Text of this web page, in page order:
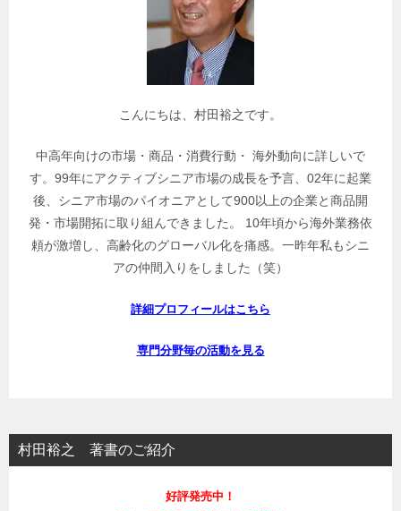
こんにちは、村田裕之です。
中高年向けの市場・商品・消費行動・ 海外動向に詳しいで
す。99年にアクティブシニア市場の成長を予言、02年に起業
後、シニア市場のパイオニアとして900以上の企業と商品開
発・市場開拓に取り組んできました。 10年頃から海外業務依
頼が激増し、高齢化のグローバル化を痛感。一昨年私もシニ
アの仲間入りをしました（笑）
詳細プロフィールはこちら
専門分野毎の活動を見る
村田裕之 著書のご紹介
好評発売中！